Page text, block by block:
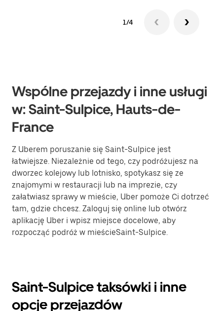
1/4
Wspólne przejazdy i inne usługi
w: Saint-Sulpice, Hauts-de-
France
Z Uberem poruszanie się Saint-Sulpice jest
łatwiejsze. Niezależnie od tego, czy podróżujesz na
dworzec kolejowy lub lotnisko, spotykasz się ze
znajomymi w restauracji lub na imprezie, czy
załatwiasz sprawy w mieście, Uber pomoże Ci dotrzeć
tam, gdzie chcesz. Zaloguj się online lub otwórz
aplikację Uber i wpisz miejsce docelowe, aby
rozpocząć podróż w mieścieSaint-Sulpice.
Saint-Sulpice taksówki i inne
opcje przejazdów